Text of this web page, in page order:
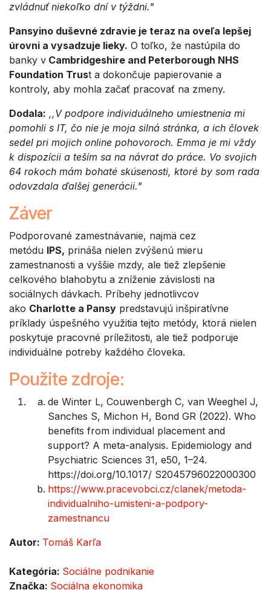
zvládnuť niekoľko dní v týždni."
Pansyino duševné zdravie je teraz na oveľa lepšej
úrovni a vysadzuje lieky. O toľko, že nastúpila do
banky v Cambridgeshire and Peterborough NHS
Foundation Trust a dokončuje papierovanie a
kontroly, aby mohla začať pracovať na zmeny.
Dodala: ,,V podpore individuálneho umiestnenia mi
pomohli s IT, čo nie je moja silná stránka, a ich človek
sedel pri mojich online pohovoroch. Emma je mi vždy
k dispozícii a teším sa na návrat do práce. Vo svojich
64 rokoch mám bohaté skúsenosti, ktoré by som rada
odovzdala ďalšej generácii."
Záver
Podporované zamestnávanie, najmä cez
metódu IPS, prináša nielen zvýšenú mieru
zamestnanosti a vyššie mzdy, ale tiež zlepšenie
celkového blahobytu a zníženie závislosti na
sociálnych dávkach. Príbehy jednotlivcov
ako Charlotte a Pansy predstavujú inšpiratívne
príklady úspešného využitia tejto metódy, ktorá nielen
poskytuje pracovné príležitosti, ale tiež podporuje
individuálne potreby každého človeka.
Použite zdroje:
de Winter L, Couwenbergh C, van Weeghel J,
Sanches S, Michon H, Bond GR (2022). Who
benefits from individual placement and
support? A meta-analysis. Epidemiology and
Psychiatric Sciences 31, e50, 1–24.
https://doi.org/10.1017/ S2045796022000300
https://www.pracevobci.cz/clanek/metoda-
individualniho-umisteni-a-podpory-
zamestnancu
Autor: Tomáš Karľa
Kategória: Sociálne podnikanie
Značka: Sociálna ekonomika